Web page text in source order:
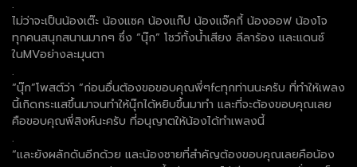
.
ไม่ว่าจะเป็นน้องเต๊ะ น้องแซค น้องแก๊ป น้องแจ๊คกี้ น้องออฟ น้องโจ
ทุกคนสนุกสนานมากๆ ซึ่ง “นุ๊ก” โชว์ทั้งน้ำเสียง ลีลาร้อง และแดนซ์
ในMVอย่างละมุนตา
.
“นุ๊ก”โพสต์ว่า “ก่อนอื่นต้องขอขอบคุณพี่ๆfcทุกท่านนะครับ ที่ทำให้เพลง
นี้เกิดกระแสขึ้นมาจนทำให้นุ๊กได้หยิบขึ้นมาทำ และที่จะต้องขอบคุณเลย
คือขอบคุณพี่สิงห์นะครับ ที่อนุญาตให้น้องได้ทำเพลงนี้
.
“และยังผลักดันอีกด้วย และน้องชายที่สำคัญต้องขอบคุณเลยคือน้อง